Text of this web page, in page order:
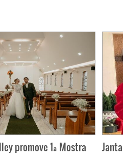
promove 1ª Mostra